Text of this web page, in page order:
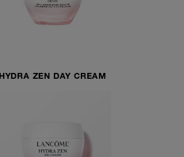
HYDRA ZEN DAY CREAM